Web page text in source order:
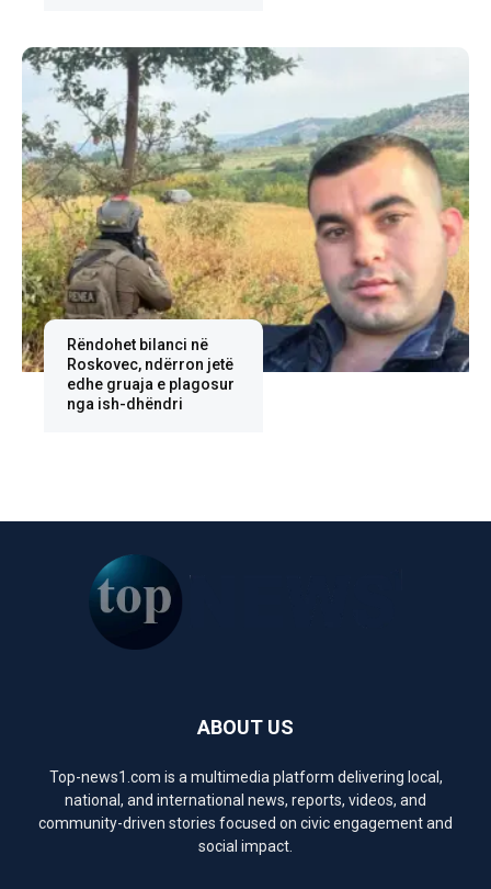
Rëndohet bilanci në
Roskovec, ndërron jetë
edhe gruaja e plagosur
nga ish-dhëndri
ABOUT US
Top-news1.com is a multimedia platform delivering local,
national, and international news, reports, videos, and
community-driven stories focused on civic engagement and
social impact.